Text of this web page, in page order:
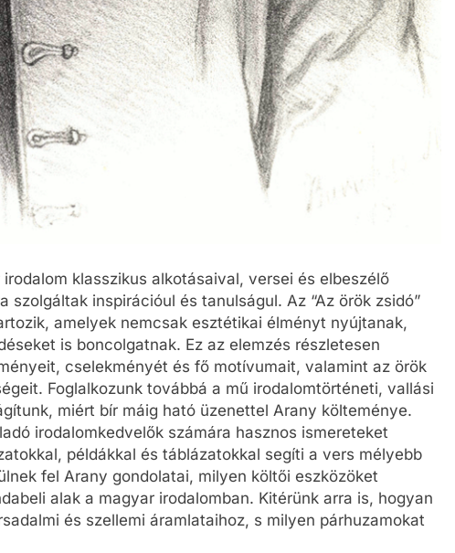
klasszikus alkotásaival, versei és elbeszélő
szolgáltak inspirációul és tanulságul. Az “Az örök zsidó”
amelyek nemcsak esztétikai élményt nyújtanak,
is boncolgatnak. Ez az elemzés részletesen
cselekményét és fő motívumait, valamint az örök
Foglalkozunk továbbá a mű irodalomtörténeti, vallási
miért bír máig ható üzenettel Arany költeménye.
irodalomkedvelők számára hasznos ismereteket
példákkal és táblázatokkal segíti a vers mélyebb
fel Arany gondolatai, milyen költői eszközöket
alak a magyar irodalomban. Kitérünk arra is, hogyan
és szellemi áramlataihoz, s milyen párhuzamokat